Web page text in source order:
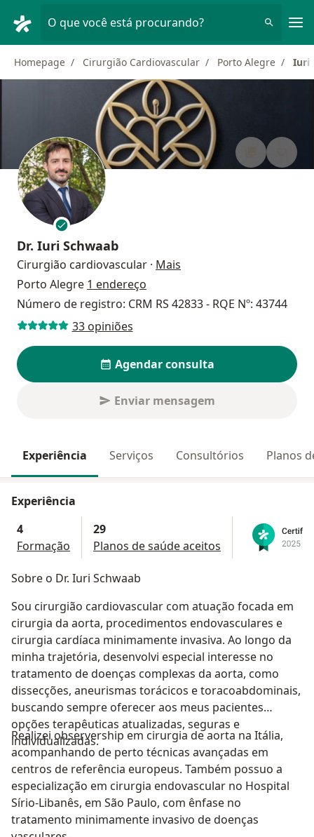
O que você está procurando?
Homepage Cirurgião Cardiovascular Porto Alegre Iuri
Dr. Iuri Schwaab
Cirurgião cardiovascular · Mais
Porto Alegre 1 endereço
Número de registro: CRM RS 42833 - RQE Nº: 43744
33 opiniões
Agendar consulta
Enviar mensagem
Experiência Serviços Consultórios Planos
Experiência
4
Formação
29
Planos de saúde aceitos
Sobre o Dr. Iuri Schwaab
Sou cirurgião cardiovascular com atuação focada em
cirurgia da aorta, procedimentos endovasculares e
cirurgia cardíaca minimamente invasiva. Ao longo da
minha trajetória, desenvolvi especial interesse no
tratamento de doenças complexas da aorta, como
dissecções, aneurismas torácicos e toracoabdominais,
buscando sempre oferecer aos meus pacientes
opções terapêuticas atualizadas, seguras e
individualizadas.
Realizei observership em cirurgia de aorta na Itália,
acompanhando de perto técnicas avançadas em
centros de referência europeus. Também possuo a
especialização em cirurgia endovascular no Hospital
Sírio-Libanês, em São Paulo, com ênfase no
tratamento minimamente invasivo de doenças